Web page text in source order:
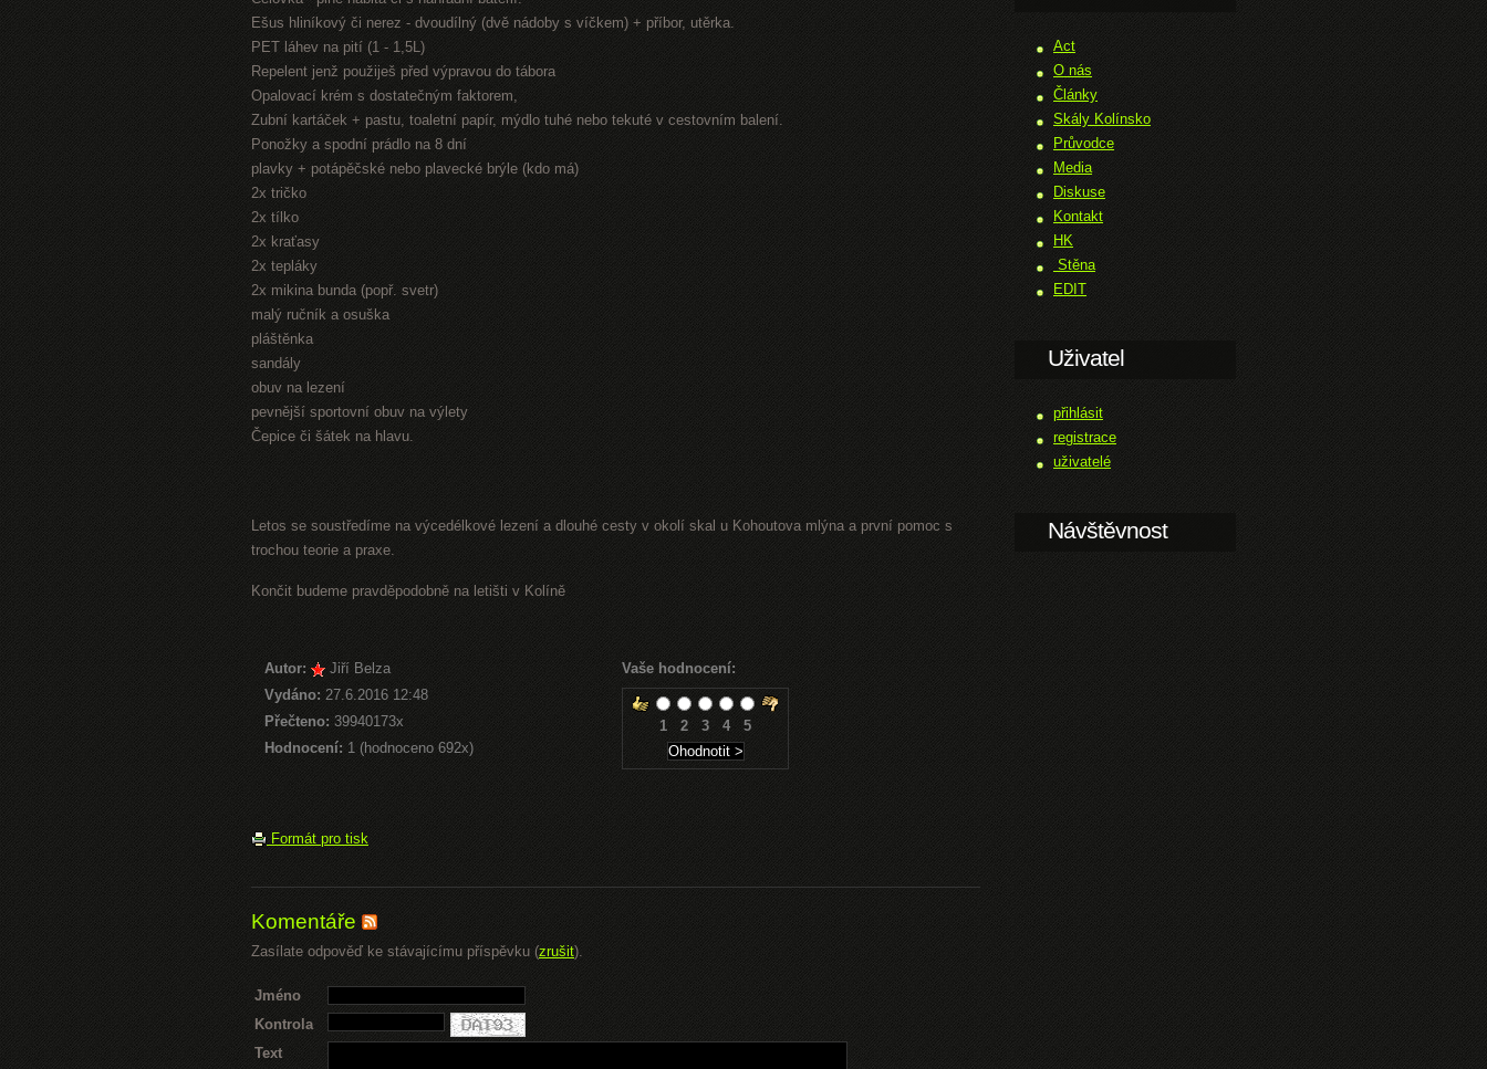
Ešus hliníkový či nerez - dvoudílný (dvě nádoby s víčkem) + příbor, utěrka.
PET láhev na pití (1 - 1,5L)
Repelent jenž použiješ před výpravou do tábora
Opalovací krém s dostatečným faktorem,
Zubní kartáček + pastu, toaletní papír, mýdlo tuhé nebo tekuté v cestovním balení.
Ponožky a spodní prádlo na 8 dní
plavky + potápěčské nebo plavecké brýle (kdo má)
2x tričko
2x tílko
2x kraťasy
2x tepláky
2x mikina bunda (popř. svetr)
malý ručník a osuška
pláštěnka
sandály
obuv na lezení
pevnější sportovní obuv na výlety
Čepice či šátek na hlavu.
Letos se soustředíme na výcedélkové lezení a dlouhé cesty v okolí skal u Kohoutova mlýna a první pomoc s
trochou teorie a praxe.
Končit budeme pravděpodobně na letišti v Kolíně
Autor:
Jiří Belza
Vydáno: 27.6.2016 12:48
Přečteno: 39940173x
Hodnocení: 1 (hodnoceno 692x)
Vaše hodnocení:
1 2 3 4 5
Formát pro tisk
Komentáře
Zasílate odpověď ke stávajícímu příspěvku (zrušit).
Jméno
Kontrola
Text
Act
O nás
Články
Skály Kolínsko
Průvodce
Media
Diskuse
Kontakt
HK
Stěna
EDIT
Uživatel
přihlásit
registrace
uživatelé
Návštěvnost